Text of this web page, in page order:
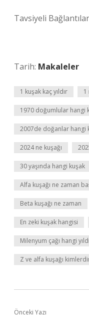
Tavsiyeli
Tarih: Makaleler
1 kuşak kaç yıldır 1
1970 doğumlular hangi
2007de doğanlar hangi
2024 ne kuşağı
30 yaşında hangi kuşak
Alfa kuşağı ne zaman
Beta kuşağı ne zaman
En zeki kuşak hangisi
Milenyum çağı hangi
Z ve alfa kuşağı
Önceki Yazı